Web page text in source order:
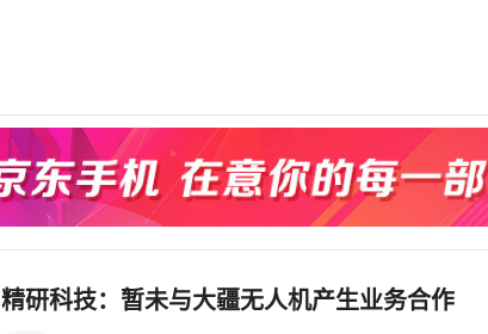
精研科技：暂未与大疆无人机产生业务合作